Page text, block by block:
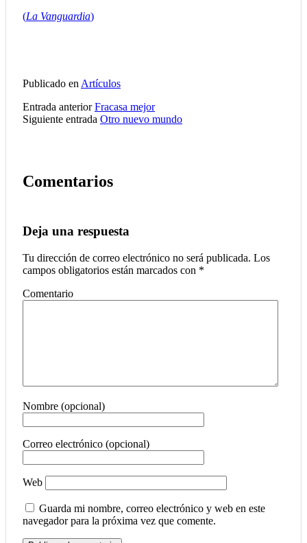
(La Vanguardia)
Publicado enArtículos
Entrada anterior Fracasa mejor
Siguiente entrada Otro nuevo mundo
Comentarios
Deja una respuesta
Tu dirección de correo electrónico no será publicada. Los
campos obligatorios están marcados con *
Comentario
Nombre (opcional)
Correo electrónico (opcional)
Web
Guarda mi nombre, correo electrónico y web en este
navegador para la próxima vez que comente.